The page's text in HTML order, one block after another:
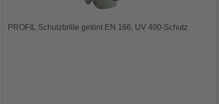
PROFIL Schutzbrille getönt EN 166, UV 400-Schutz